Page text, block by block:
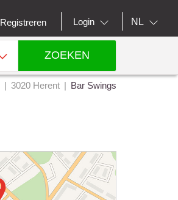
Registreren Login NL
ZOEKEN
3020 Herent Bar Swings